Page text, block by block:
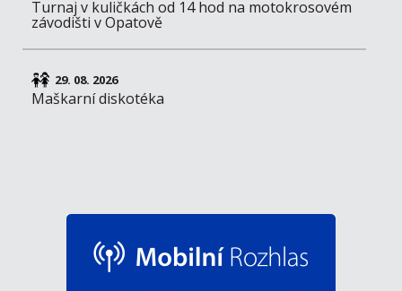
Turnaj v kuličkách od 14 hod na motokrosovém
závodišti v Opatově
29. 08. 2026
Maškarní diskotéka